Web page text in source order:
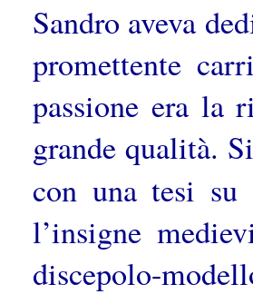
Sandro aveva
promettente
passione era la
grande qualità.
con una tesi su
l’insigne
discepolo-